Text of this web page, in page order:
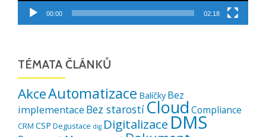
00:00 02:18
TÉMATA ČLÁNKŮ
AkceAutomatizace Balíčky Bez
implementace Bez starostí Cloud Compliance
CRM CSP Degustace dig Digitalizace DMS